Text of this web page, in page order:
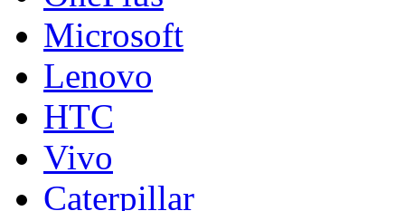
Microsoft
Lenovo
HTC
Vivo
Caterpillar